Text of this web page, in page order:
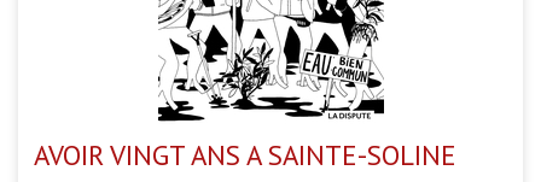
AVOIR VINGT ANS A SAINTE-SOLINE